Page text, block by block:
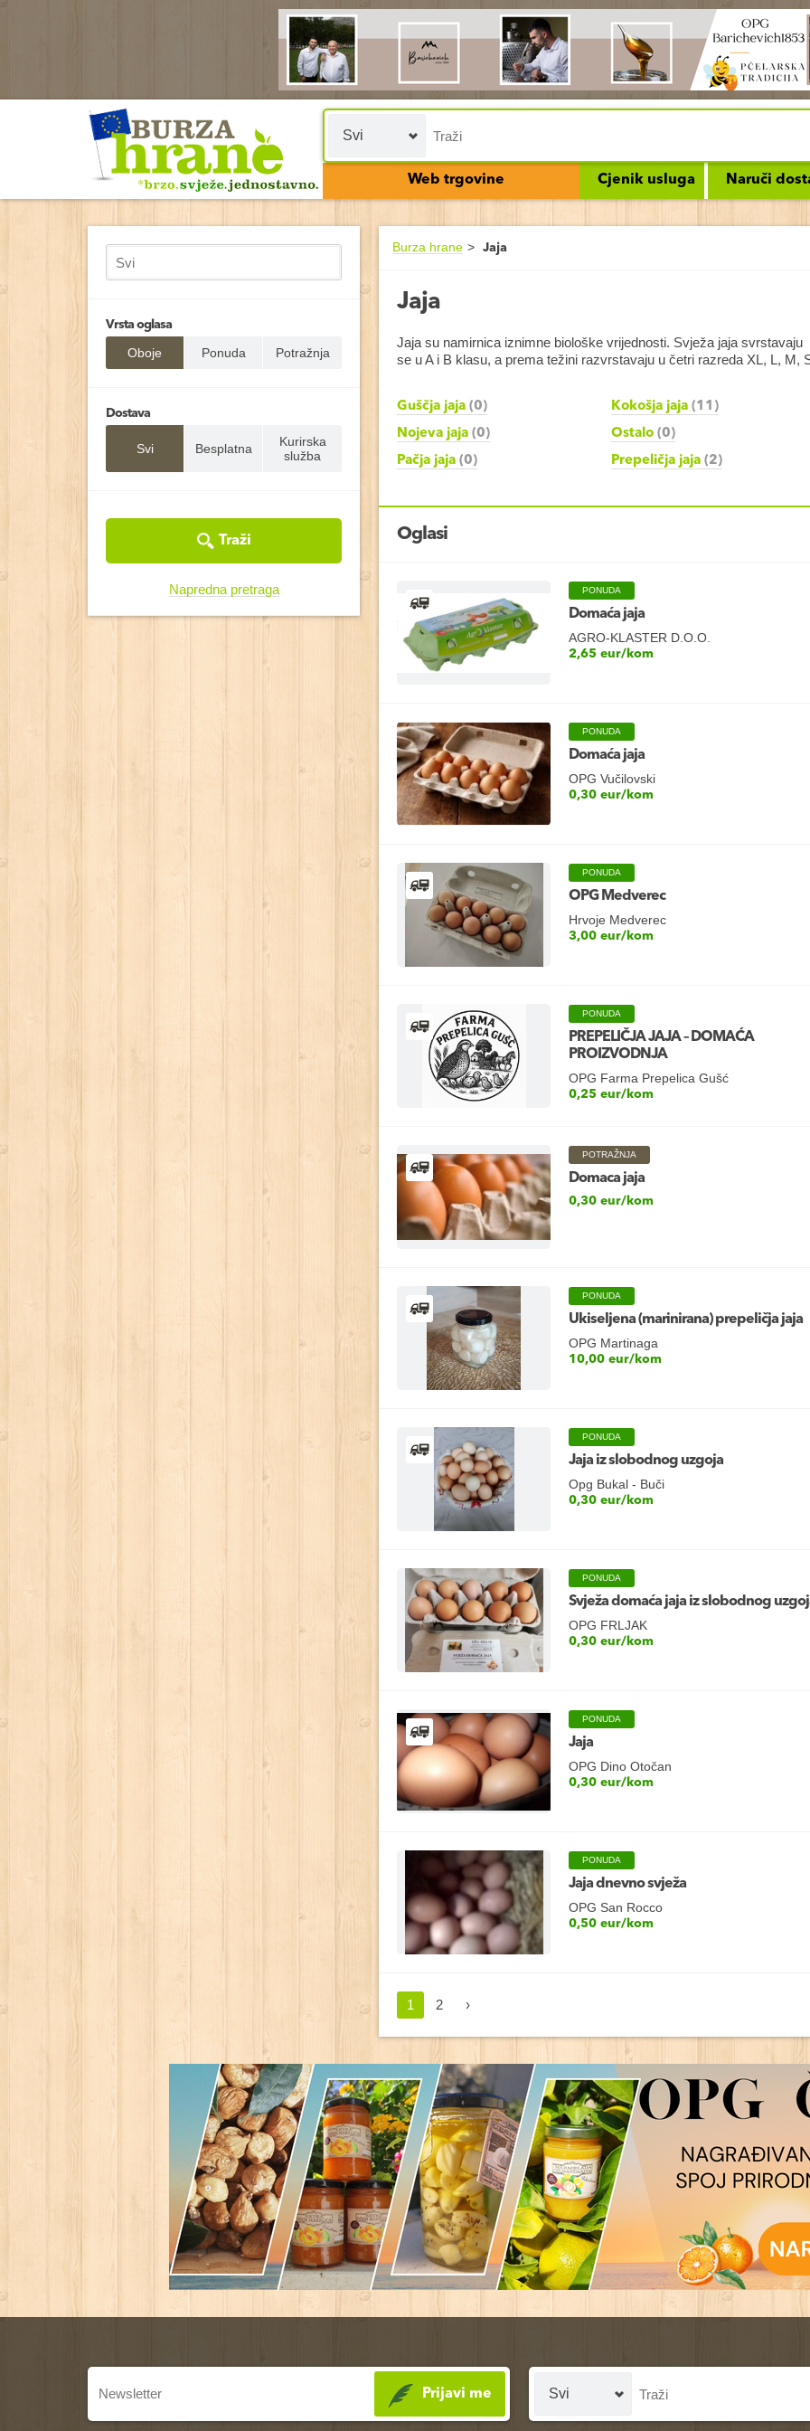
Web trgovine Cjenik usluga Naruči
Vrsta oglasa
Oboje Ponuda Potražnja
Dostava
Svi Besplatna
Kurirska
služba
Traži
Napredna pretraga
Burza hrane Jaja
Jaja
Jaja su namirnica iznimne biološke vrijednosti. Svježa jaja svrstavaju
se u A i B klasu, a prema težini razvrstavaju u četri razreda XL, L, M,
Guščja jaja (0) Kokošja jaja(11)
Nojeva jaja (0) Ostalo(0)
Pačja jaja (0) Prepeličja jaja(2)
Oglasi
PONUDA
Domaća jaja
AGRO-KLASTER D.O.O.
2,65 eur/kom
PONUDA
Domaća jaja
OPG Vučilovski
0,30 eur/kom
PONUDA
OPG Medverec
Hrvoje Medverec
3,00 eur/kom
PONUDA
PREPELIČJA JAJA – DOMAĆA
PROIZVODNJA
OPG Farma Prepelica Gušć
0,25 eur/kom
POTRAŽNJA
Domaca jaja
0,30 eur/kom
PONUDA
Ukiseljena (marinirana) prepeličja jaja
OPG Martinaga
10,00 eur/kom
PONUDA
Jaja iz slobodnog uzgoja
Opg Bukal - Buči
0,30 eur/kom
PONUDA
Svježa domaća jaja iz slobodnog
OPG FRLJAK
0,30 eur/kom
PONUDA
Jaja
OPG Dino Otočan
0,30 eur/kom
PONUDA
Jaja dnevno svježa
OPG San Rocco
0,50 eur/kom
1 2 ›
Prijavi me